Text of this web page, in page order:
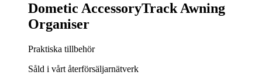
Dometic AccessoryTrack Awning
Organiser
Praktiska tillbehör
Såld i vårt återförsäljarnätverk